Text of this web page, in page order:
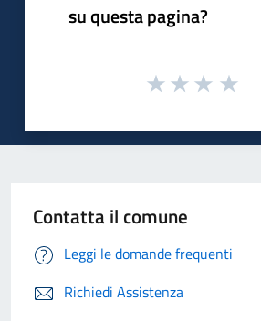
su questa pagina?
Contatta il comune
Leggi le domande frequenti
Richiedi Assistenza